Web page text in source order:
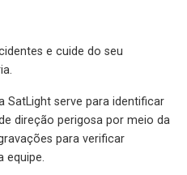
e cuide do seu
SatLight serve para identificar
direção perigosa por meio da
para verificar
equipe.